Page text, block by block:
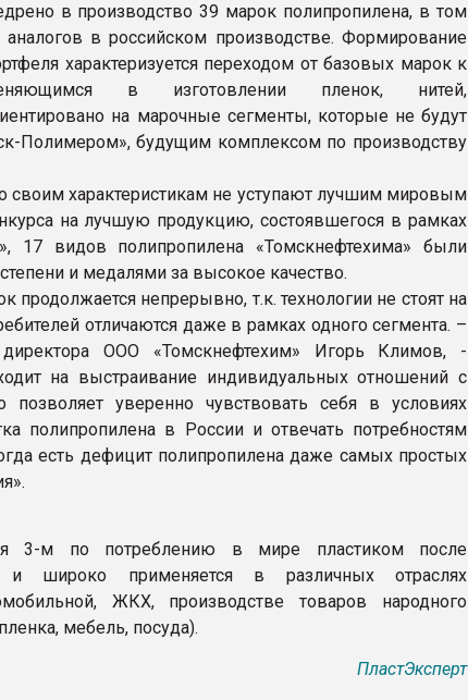
в производство 39 марок полипропилена, в том
в российском производстве. Формирование
характеризуется переходом от базовых марок к
в изготовлении пленок, нитей,
на марочные сегменты, которые не будут
Полимером», будущим комплексом по производству
своим характеристикам не уступают лучшим мировым
на лучшую продукцию, состоявшегося в рамках
17 видов полипропилена «Томскнефтехима» были
и медалями за высокое качество.
продолжается непрерывно, т.к. технологии не стоят на
отличаются даже в рамках одного сегмента. –
директора ООО «Томскнефтехим» Игорь Климов, -
на выстраивание индивидуальных отношений с
уверенно чувствовать себя в условиях
полипропилена в России и отвечать потребностям
есть дефицит полипропилена даже самых простых
3-м по потреблению в мире пластиком после
широко применяется в различных отраслях
ЖКХ, производстве товаров народного
мебель, посуда).
ПластЭксперт